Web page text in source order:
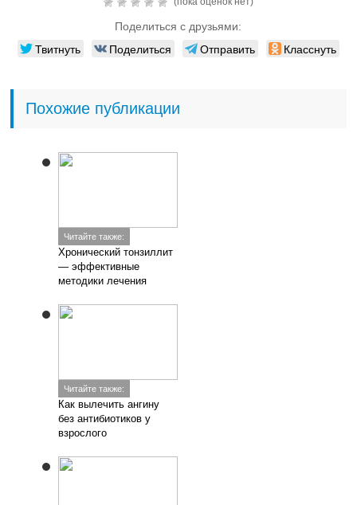
Поделиться с друзьями:
Твитнуть Поделиться Отправить Класснуть
Похожие публикации
Читайте также:
Хронический тонзиллит
— эффективные
методики лечения
Читайте также:
Как вылечить ангину
без антибиотиков у
взрослого